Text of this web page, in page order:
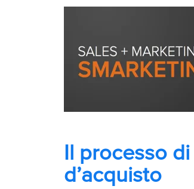
Il processo
d’acquisto